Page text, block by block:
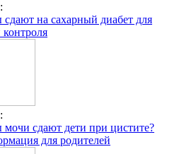
на сахарный диабет для
мочи сдают дети при цистите?
для родителей